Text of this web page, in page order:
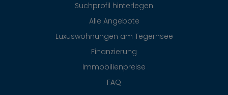
Suchprofil hinterlegen
Alle Angebote
Luxuswohnungen am Tegernsee
Finanzierung
Immobilienpreise
FAQ